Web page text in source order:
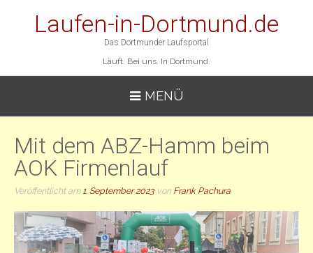
Laufen-in-Dortmund.de
Das Dortmunder Laufsportal
Läuft. Bei uns. In Dortmund.
MENÜ
Mit dem ABZ-Hamm beim
AOK Firmenlauf
Veröffentlicht am 1. September 2023von Frank Pachura